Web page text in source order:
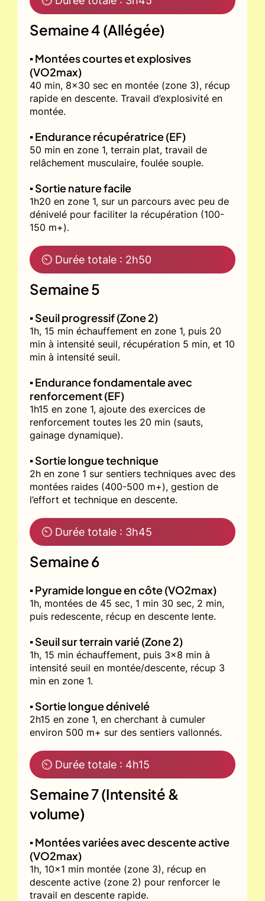
Semaine 4 (Allégée)
▪️ Montées courtes et explosives
(VO2max)
40 min, 8x30 sec en montée (zone 3), récup
rapide en descente. Travail d’explosivité en
montée.
▪️ Endurance récupératrice (EF)
50 min en zone 1, terrain plat, travail de
relâchement musculaire, foulée souple.
▪️ Sortie nature facile
1h20 en zone 1, sur un parcours avec peu de
dénivelé pour faciliter la récupération (100-
150 m+).
⏲ Durée totale : 2h50
Semaine 5
▪️ Seuil progressif (Zone 2)
1h, 15 min échauffement en zone 1, puis 20
min à intensité seuil, récupération 5 min, et 10
min à intensité seuil.
▪️ Endurance fondamentale avec
renforcement (EF)
1h15 en zone 1, ajoute des exercices de
renforcement toutes les 20 min (sauts,
gainage dynamique).
▪️ Sortie longue technique
2h en zone 1 sur sentiers techniques avec des
montées raides (400-500 m+), gestion de
l’effort et technique en descente.
⏲ Durée totale : 3h45
Semaine 6
▪️ Pyramide longue en côte (VO2max)
1h, montées de 45 sec, 1 min 30 sec, 2 min,
puis redescente, récup en descente lente.
▪️ Seuil sur terrain varié (Zone 2)
1h, 15 min échauffement, puis 3x8 min à
intensité seuil en montée/descente, récup 3
min en zone 1.
▪️ Sortie longue dénivelé
2h15 en zone 1, en cherchant à cumuler
environ 500 m+ sur des sentiers vallonnés.
⏲ Durée totale : 4h15
Semaine 7 (Intensité &
volume)
▪️ Montées variées avec descente active
(VO2max)
1h, 10x1 min montée (zone 3), récup en
descente active (zone 2) pour renforcer le
travail en descente rapide.